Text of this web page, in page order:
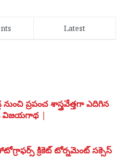
Latest
ప్రపంచ శాస్త్రవేత్తగా ఎదిగిన
విజయగాథ |
క్రికెట్ టోర్నమెంట్ సక్సెస్